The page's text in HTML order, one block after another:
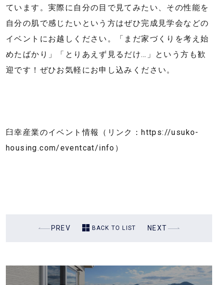
ています。実際に自分の目で見てみたい、その性能を
自分の肌で感じたいという方はぜひ完成見学会などの
イベントにお越しください。「まだ家づくりを考え始
めたばかり」「とりあえず見るだけ…」という方も歓
迎です！ぜひお気軽にお申し込みください。
臼幸産業のイベント情報（リンク：https://usuko-
housing.com/eventcat/info）
過
投
稿
PREV BACK TO LIST
次
稿
NEXT